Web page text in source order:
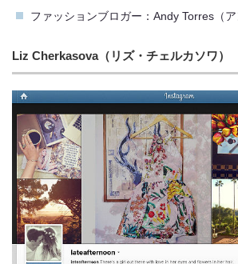
ファッションブロガー：Andy Torres（ア
Liz Cherkasova（リズ・チェルカソワ）